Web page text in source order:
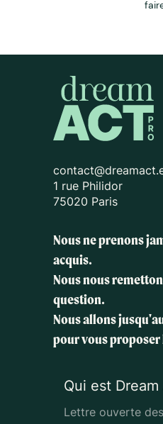
1 rue Philidor
75020 Paris
Nous ne prenons
acquis.
Nous nous
question.
Nous allons
pour vous
Qui est Dream
Lettre ouverte